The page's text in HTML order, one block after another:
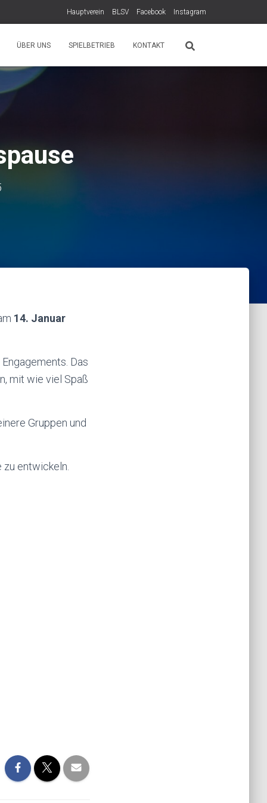
Hauptverein BLSV Facebook Instagram
ÜBER UNS SPIELBETRIEB KONTAKT
14. Januar
Das
mit wie viel Spaß
Gruppen und
entwickeln.